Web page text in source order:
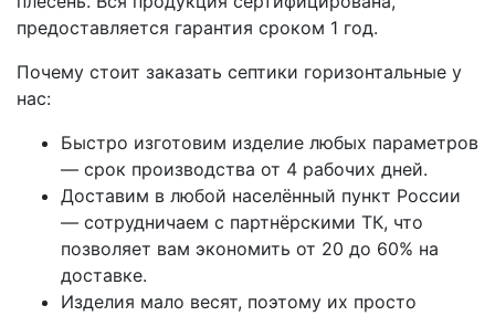
предоставляется гарантия сроком 1 год.
Почему стоит заказать септики горизонтальные у
нас:
Быстро изготовим изделие любых параметров
— срок производства от 4 рабочих дней.
Доставим в любой населённый пункт России
— сотрудничаем с партнёрскими ТК, что
позволяет вам экономить от 20 до 60% на
доставке.
Изделия мало весят, поэтому их просто